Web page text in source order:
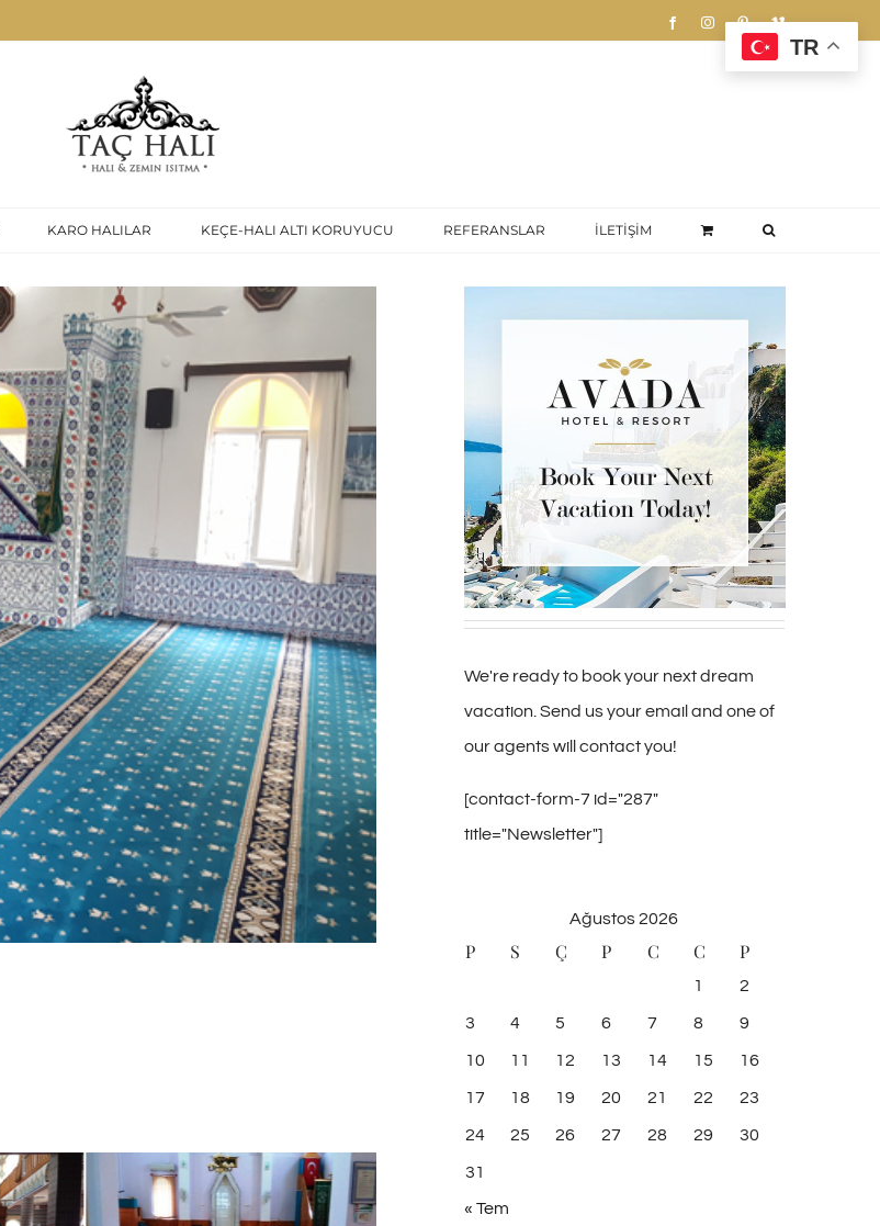
FacebookInstagramPinterestVimeo
KARO HALILAR KEÇE-HALI ALTI KORUYUCU REFERANSLAR İLETİŞİM
We're ready to book your next dream
vacation. Send us your email and one of
our agents will contact you!
[contact-form-7 id="287"
title="Newsletter"]
Ağustos 2026
P S Ç P C C P
1 2
3 4 5 6 7 8 9
10 11 12 13 14 15 16
17 18 19 20 21 22 23
24 25 26 27 28 29 30
31
« Tem
TR